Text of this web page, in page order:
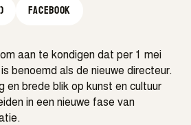
facebook
aan te kondigen dat per 1 mei
benoemd als de nieuwe directeur.
en brede blik op kunst en cultuur
in een nieuwe fase van